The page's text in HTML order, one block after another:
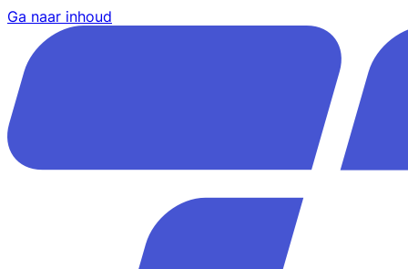
Ga naar inhoud